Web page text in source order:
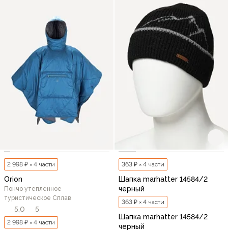
2 998 ₽ × 4 части
Orion
Пончо утепленное
туристическое Сплав
5,0 5
2 998 ₽ × 4 части
363 ₽ × 4 части
Шапка marhatter 14584/2
черный
363 ₽ × 4 части
Шапка marhatter 14584/2
черный